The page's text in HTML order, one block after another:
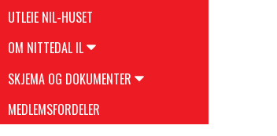
UTLEIE NIL-HUSET
OM NITTEDAL IL
SKJEMA OG DOKUMENTER
MEDLEMSFORDELER